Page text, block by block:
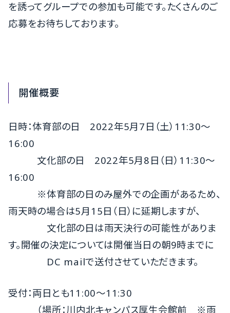
を誘ってグループでの参加も可能です。 たくさんのご
応募をお待ちしております。
開催概要
日時：体育部の日 2022年5月7日（土）11:30～
16:00
文化部の日 2022年5月8日（日）11:30～
16:00
※体育部の日のみ屋外での企画があるため、
雨天時の場合は5月15日（日）に延期しますが、
文化部の日は雨天決行の可能性がありま
す。開催の決定については開催当日の朝9時までに
DC mailで送付させていただきます。
受付：両日とも11:00～11:30
（場所：川内北キャンパス厚生会館前 ※雨